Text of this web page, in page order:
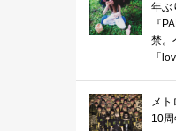
年ぶ
『
禁。
「
メ
10